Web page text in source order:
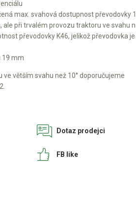
max. svahová dostupnost převodovky
ale při trvalém provozu traktoru ve svahu
převodovky K46, jelikož převodovka je
19 mm
ve větším svahu než 10° doporučujeme
Dotaz prodejci
FB like